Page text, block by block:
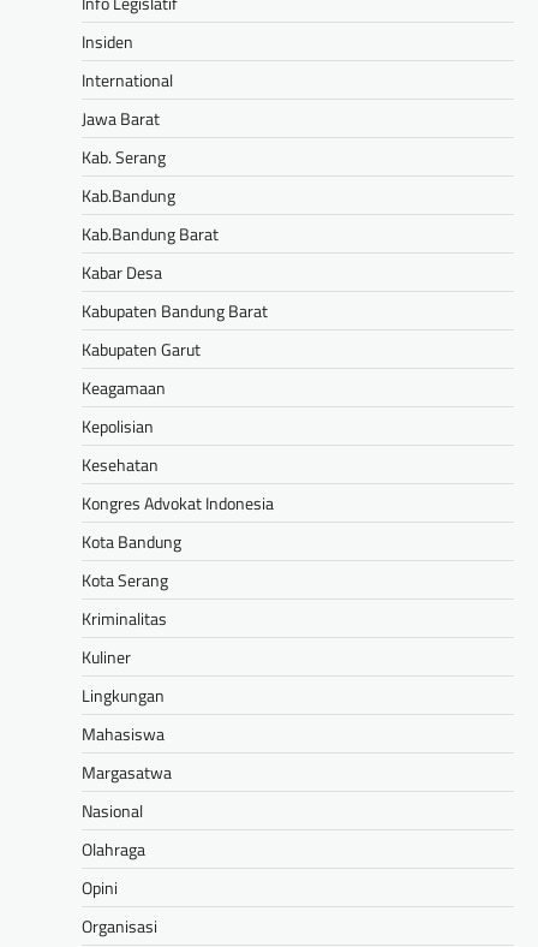
Insiden
International
Jawa Barat
Kab. Serang
Kab.Bandung
Kab.Bandung Barat
Kabar Desa
Kabupaten Bandung Barat
Kabupaten Garut
Keagamaan
Kepolisian
Kesehatan
Kongres Advokat Indonesia
Kota Bandung
Kota Serang
Kriminalitas
Kuliner
Lingkungan
Mahasiswa
Margasatwa
Nasional
Olahraga
Opini
Organisasi